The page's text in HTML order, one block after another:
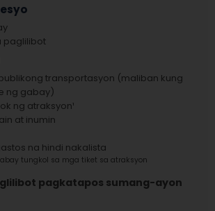
paglilibot
transportasyon (maliban kung
ng gabay)
ng atraksyon¹
at inumin
na hindi nakalista
tungkol sa mga tiket sa atraksyon
pagkatapos sumang-ayon